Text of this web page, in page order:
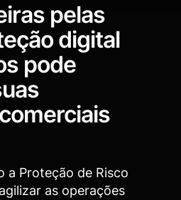
pelas
digital
pode
a Proteção de Risco
as operações